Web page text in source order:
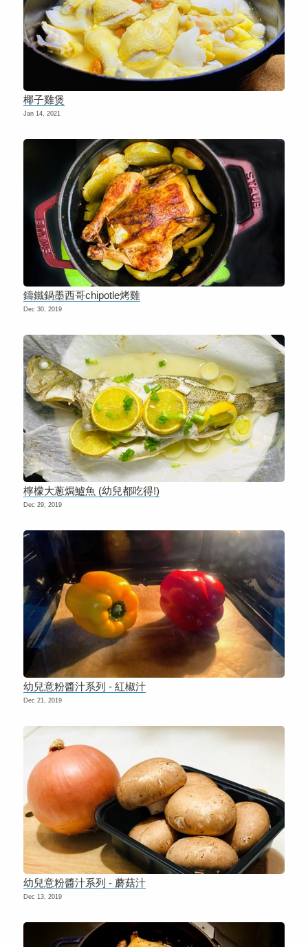
椰子雞煲
Jan 14, 2021
鑄鐵鍋墨西哥chipotle烤雞
Dec 30, 2019
檸檬大蔥焗鱸魚 (幼兒都吃得!)
Dec 29, 2019
幼兒意粉醬汁系列 - 紅椒汁
Dec 21, 2019
幼兒意粉醬汁系列 - 蘑菇汁
Dec 13, 2019